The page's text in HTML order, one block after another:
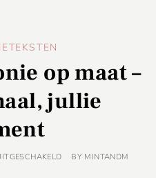
op maat –
jullie
BY MINTANDM